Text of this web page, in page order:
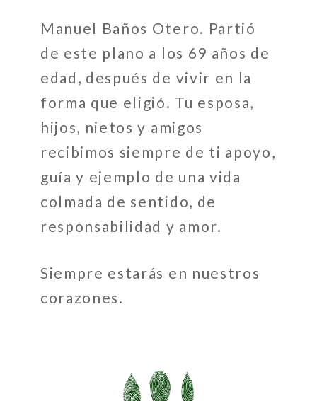
Manuel Baños Otero. Partió
de este plano a los 69 años de
edad, después de vivir en la
forma que eligió. Tu esposa,
hijos, nietos y amigos
recibimos siempre de ti apoyo,
guía y ejemplo de una vida
colmada de sentido, de
responsabilidad y amor.
Siempre estarás en nuestros
corazones.